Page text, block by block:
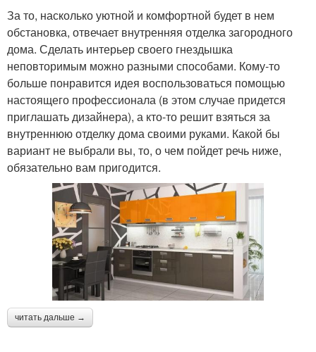
За то, насколько уютной и комфортной будет в нем
обстановка, отвечает внутренняя отделка загородного
дома. Сделать интерьер своего гнездышка
неповторимым можно разными способами. Кому-то
больше понравится идея воспользоваться помощью
настоящего профессионала (в этом случае придется
приглашать дизайнера), а кто-то решит взяться за
внутреннюю отделку дома своими руками. Какой бы
вариант не выбрали вы, то, о чем пойдет речь ниже,
обязательно вам пригодится.
читать дальше →